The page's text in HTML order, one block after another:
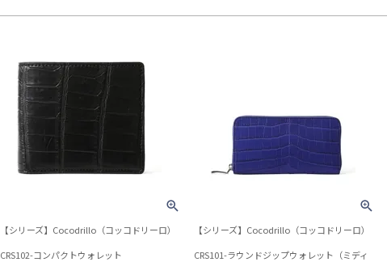
【シリーズ】Cocodrillo（コッコドリーロ）
CRS102-コンパクトウォレット
【シリーズ】Cocodrillo（コッコドリーロ）
CRS101-ラウンドジップウォレット（ミディ